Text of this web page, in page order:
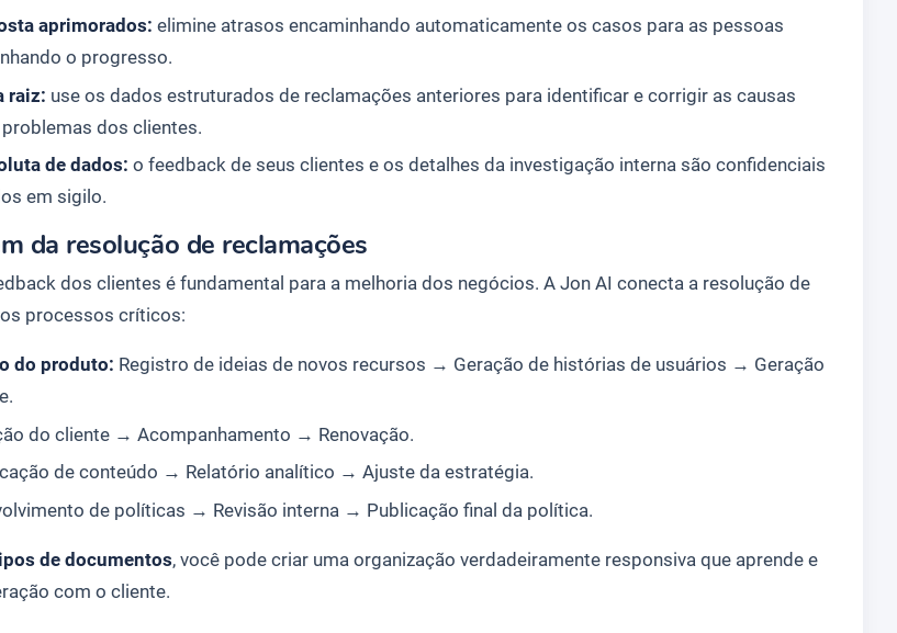
aprimorados: elimine atrasos encaminhando automaticamente os casos para as pessoas
o progresso.
raiz: use os dados estruturados de reclamações anteriores para identificar e corrigir as causas
dos clientes.
de dados: o feedback de seus clientes e os detalhes da investigação interna são confidenciais
em sigilo.
da resolução de reclamações
dos clientes é fundamental para a melhoria dos negócios. A Jon AI conecta a resolução de
processos críticos:
do produto: Registro de ideias de novos recursos → Geração de histórias de usuários → Geração
do cliente → Acompanhamento → Renovação.
de conteúdo → Relatório analítico → Ajuste da estratégia.
de políticas → Revisão interna → Publicação final da política.
de documentos, você pode criar uma organização verdadeiramente responsiva que aprende e
com o cliente.